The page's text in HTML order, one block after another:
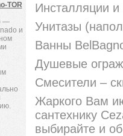
TOR
—
и
Инсталляции
Унитазы
Ванны
Душевые
Смесители –
Жаркого Вам
сантехнику
выбирайте и